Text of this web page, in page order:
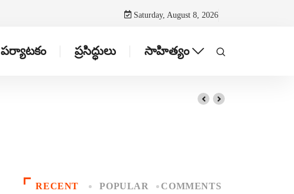
Saturday, August 8, 2026
పర్యాటకం ప్రసిద్ధులు సాహిత్యం
RECENT POPULAR COMMENTS